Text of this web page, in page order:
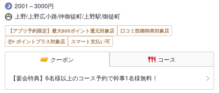
2001～3000円
上野/上野広小路/仲御徒町/上野駅/御徒町
【アプリ予約限定】最大800ポイント還元対象店
口コミ投稿特典対象店
ポイントプラス対象店
スマート支払い可
クーポン コース
【宴会特典】6名様以上のコース予約で幹事1名様無料！